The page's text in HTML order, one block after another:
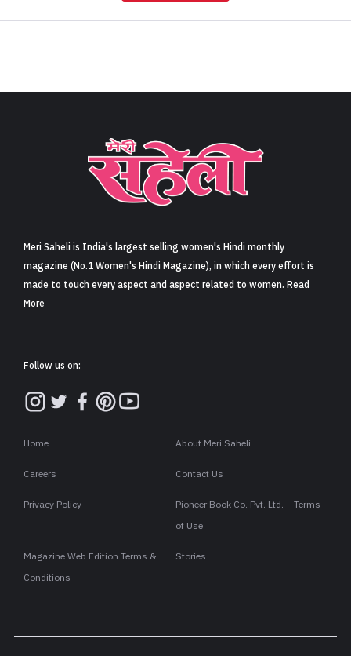
Meri Saheli is India's largest selling women's Hindi monthly
magazine (No.1 Women's Hindi Magazine), in which every effort is
made to touch every aspect and aspect related to women. Read
More
Follow us on:
Home About Meri Saheli
Careers Contact Us
Privacy Policy
Pioneer Book Co. Pvt. Ltd. – Terms
of Use
Magazine Web Edition Terms &
Conditions
Stories